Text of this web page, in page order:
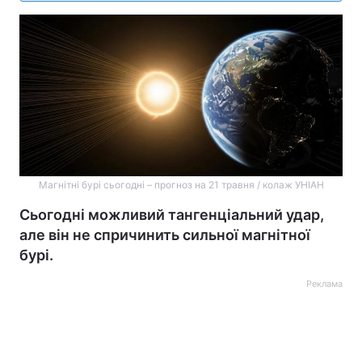
Магнітні бурі сьогодні – прогноз на 21 травня / колаж УНІАН
Сьогодні можливий тангенціальний удар,
але він не спричинить сильної магнітної
бурі.
Реклама